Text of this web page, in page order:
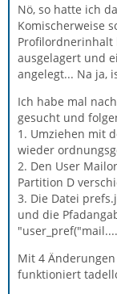
Nö, so hatte ich
Komischerweise
ausgelagert und
angelegt... Na ja,
Ich habe mal
gesucht und
1. Umziehen mit
wieder
2. Den User
Partition D
3. Die Datei
und die
Mit 4
funktioniert